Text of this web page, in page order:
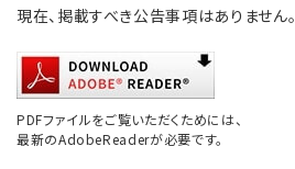
現在、掲載すべき公告事項はありません。
PDFファイルをご覧いただくためには、
最新のAdobeReaderが必要です。